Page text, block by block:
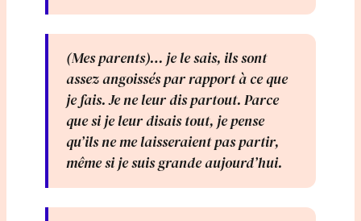
(Mes parents)… je le sais, ils sont
assez angoissés par rapport à ce que
je fais. Je ne leur dis partout. Parce
que si je leur disais tout, je pense
qu’ils ne me laisseraient pas partir,
même si je suis grande aujourd’hui.